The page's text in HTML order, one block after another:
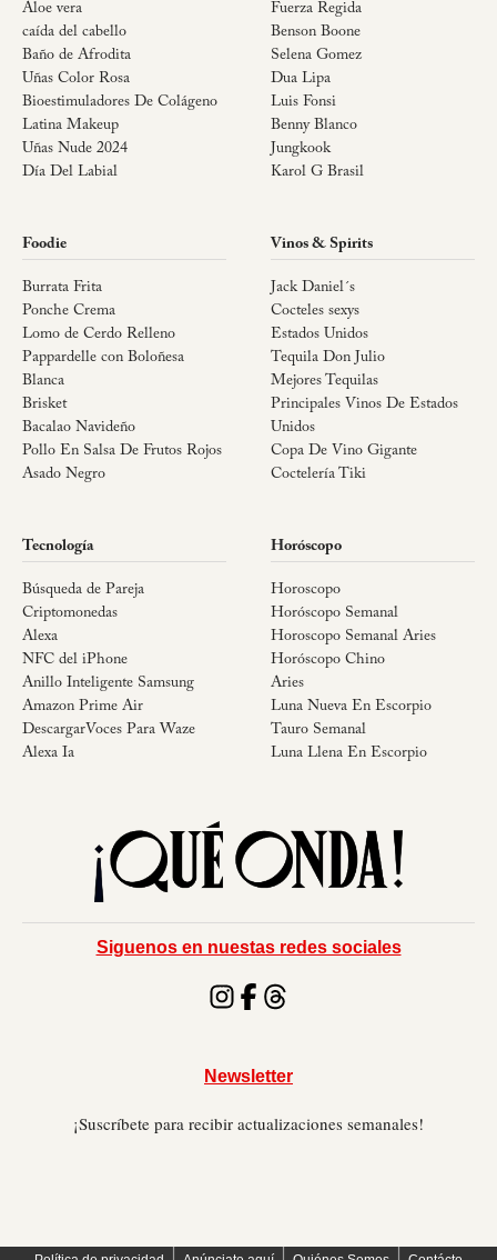
Aloe vera
caída del cabello
Baño de Afrodita
Uñas Color Rosa
Bioestimuladores De Colágeno
Latina Makeup
Uñas Nude 2024
Día Del Labial
Fuerza Regida
Benson Boone
Selena Gomez
Dua Lipa
Luis Fonsi
Benny Blanco
Jungkook
Karol G Brasil
Foodie
Burrata Frita
Ponche Crema
Lomo de Cerdo Relleno
Pappardelle con Boloñesa
Blanca
Brisket
Bacalao Navideño
Pollo En Salsa De Frutos Rojos
Asado Negro
Vinos & Spirits
Jack Daniel´s
Cocteles sexys
Estados Unidos
Tequila Don Julio
Mejores Tequilas
Principales Vinos De Estados
Unidos
Copa De Vino Gigante
Coctelería Tiki
Tecnología
Búsqueda de Pareja
Criptomonedas
Alexa
NFC del iPhone
Anillo Inteligente Samsung
Amazon Prime Air
DescargarVoces Para Waze
Alexa Ia
Horóscopo
Horoscopo
Horóscopo Semanal
Horoscopo Semanal Aries
Horóscopo Chino
Aries
Luna Nueva En Escorpio
Tauro Semanal
Luna Llena En Escorpio
Siguenos en nuestas redes sociales
Newsletter
¡Suscríbete para recibir actualizaciones semanales!